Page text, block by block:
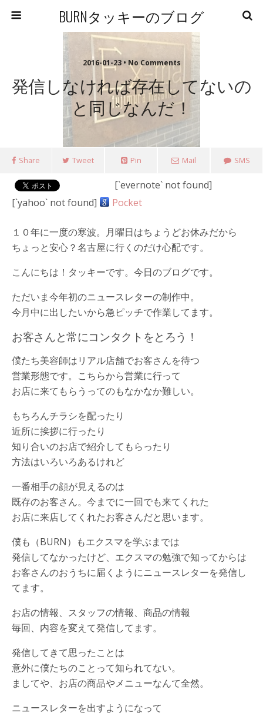
BURNタッキーのブログ
2016-01-23 • No Comments
発信しなければ存在してないの
と同じなんだ！
Share Tweet Pin Mail SMS
[`evernote` not found]
[`yahoo` not found]
Pocket
１０年に一度の寒波。月曜日はちょうどお休みだから
ちょっと安心？名古屋に行くのだけ心配です。
こんにちは！タッキーです。今日のブログです。
ただいま今年初のニュースレターの制作中。
今月中に出したいから急ピッチで作業してます。
お客さんと常にコンタクトをとろう！
僕たち美容師はリアル店舗でお客さんを待つ
営業形態です。こちらから営業に行って
お店に来てもらうってのもなかなか難しい。
もちろんチラシを配ったり
近所に挨拶に行ったり
知り合いのお店で紹介してもらったり
方法はいろいろあるけれど
一番相手の顔が見えるのは
既存のお客さん。今までに一回でも来てくれた
お店に来店してくれたお客さんだと思います。
僕も（BURN）もエクスマを学ぶまでは
発信してなかったけど、エクスマの勉強で知ってからは
お客さんのおうちに届くようにニュースレターを発信し
てます。
お店の情報、スタッフの情報、商品の情報
毎回、内容を変えて発信してます。
発信してきて思ったことは
意外に僕たちのことって知られてない。
ましてや、お店の商品やメニューなんて全然。
ニュースレターを出すようになって